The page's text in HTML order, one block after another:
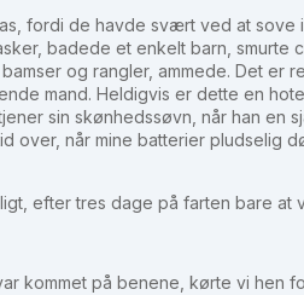
fordi de havde svært ved at sove
badede et enkelt barn, smurte
og rangler, ammede. Det er
mand. Heldigvis er dette en
sin skønhedssøvn, når han en
over, når mine batterier pludselig
efter tres dage på farten bare
kommet på benene, kørte vi hen